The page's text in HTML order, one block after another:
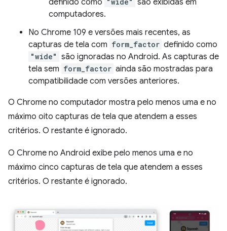
computadores.
No Chrome 109 e versões mais recentes, as
capturas de tela com form_factor definido como
"wide" são ignoradas no Android. As capturas de
tela sem form_factor ainda são mostradas para
compatibilidade com versões anteriores.
O Chrome no computador mostra pelo menos uma e no
máximo oito capturas de tela que atendem a esses
critérios. O restante é ignorado.
O Chrome no Android exibe pelo menos uma e no
máximo cinco capturas de tela que atendem a esses
critérios. O restante é ignorado.